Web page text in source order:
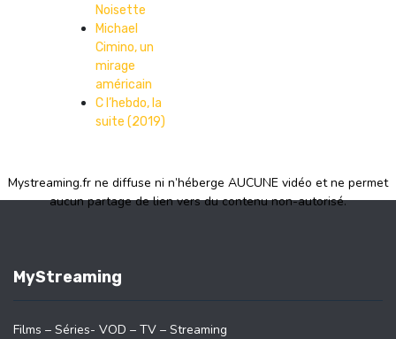
Noisette
Michael
Cimino, un
mirage
américain
C l’hebdo, la
suite (2019)
Mystreaming.fr ne diffuse ni n’héberge AUCUNE vidéo et ne permet
aucun partage de lien vers du contenu non-autorisé.
MyStreaming
Films – Séries- VOD – TV – Streaming